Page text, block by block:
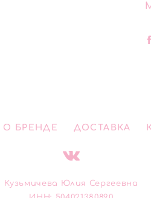
О БРЕНДЕ ДОСТАВКА
Кузьмичева Юлия Сергеевна